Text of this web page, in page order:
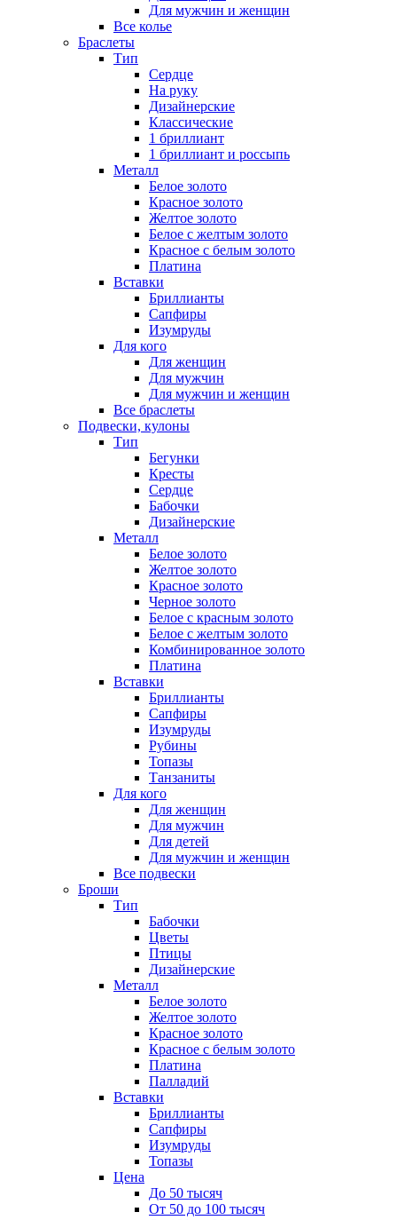
Для мужчин и женщин
Все колье
Браслеты
Тип
Сердце
На руку
Дизайнерские
Классические
1 бриллиант
1 бриллиант и россыпь
Металл
Белое золото
Красное золото
Желтое золото
Белое с желтым золото
Красное с белым золото
Платина
Вставки
Бриллианты
Сапфиры
Изумруды
Для кого
Для женщин
Для мужчин
Для мужчин и женщин
Все браслеты
Подвески, кулоны
Тип
Бегунки
Кресты
Сердце
Бабочки
Дизайнерские
Металл
Белое золото
Желтое золото
Красное золото
Черное золото
Белое с красным золото
Белое с желтым золото
Комбинированное золото
Платина
Вставки
Бриллианты
Сапфиры
Изумруды
Рубины
Топазы
Танзаниты
Для кого
Для женщин
Для мужчин
Для детей
Для мужчин и женщин
Все подвески
Броши
Тип
Бабочки
Цветы
Птицы
Дизайнерские
Металл
Белое золото
Желтое золото
Красное золото
Красное с белым золото
Платина
Палладий
Вставки
Бриллианты
Сапфиры
Изумруды
Топазы
Цена
До 50 тысяч
От 50 до 100 тысяч